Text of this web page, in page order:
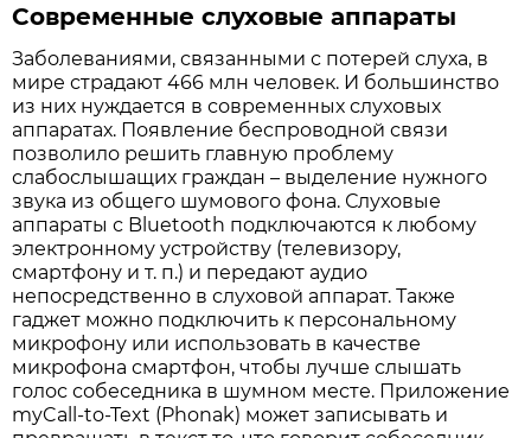
Современные слуховые аппараты
Заболеваниями, связанными с потерей слуха, в
мире страдают 466 млн человек. И большинство
из них нуждается в современных слуховых
аппаратах. Появление беспроводной связи
позволило решить главную проблему
слабослышащих граждан – выделение нужного
звука из общего шумового фона. Слуховые
аппараты с Bluetooth подключаются к любому
электронному устройству (телевизору,
смартфону и т. п.) и передают аудио
непосредственно в слуховой аппарат. Также
гаджет можно подключить к персональному
микрофону или использовать в качестве
микрофона смартфон, чтобы лучше слышать
голос собеседника в шумном месте. Приложение
myCall-to-Text (Phonak) может записывать и